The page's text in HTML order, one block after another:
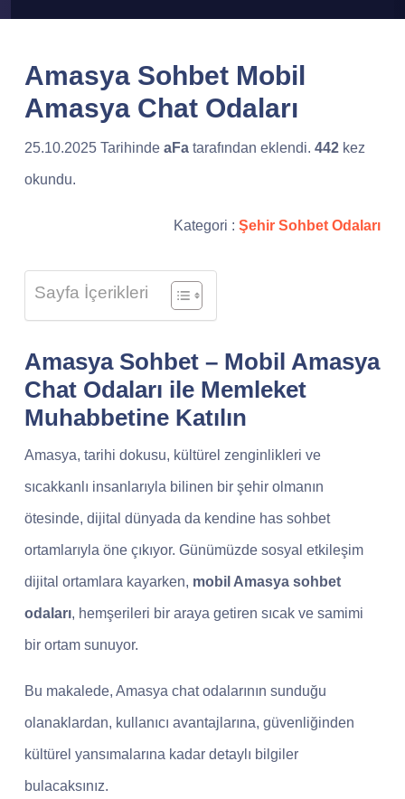
Amasya Sohbet Mobil
Amasya Chat Odaları
25.10.2025 Tarihinde aFa tarafından eklendi. 442 kez
okundu.
Kategori : Şehir Sohbet Odaları
Sayfa İçerikleri
Amasya Sohbet – Mobil Amasya
Chat Odaları ile Memleket
Muhabbetine Katılın
Amasya, tarihi dokusu, kültürel zenginlikleri ve
sıcakkanlı insanlarıyla bilinen bir şehir olmanın
ötesinde, dijital dünyada da kendine has sohbet
ortamlarıyla öne çıkıyor. Günümüzde sosyal etkileşim
dijital ortamlara kayarken, mobil Amasya sohbet
odaları, hemşerileri bir araya getiren sıcak ve samimi
bir ortam sunuyor.
Bu makalede, Amasya chat odalarının sunduğu
olanaklardan, kullanıcı avantajlarına, güvenliğinden
kültürel yansımalarına kadar detaylı bilgiler
bulacaksınız.